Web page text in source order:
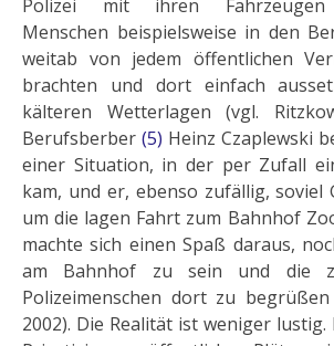
Polizei mit ihren Fahrzeugen
Menschen beispielsweise in den
weitab von jedem öffentlichen
brachten und dort einfach
kälteren Wetterlagen (vgl.
Berufsberber (5) Heinz Czaplewski
ei­ner Situation, in der per Zufall
kam, und er, ebenso zufäl­lig, soviel
um die lagen Fahrt zum Bahnhof
machte sich einen Spaß daraus,
am Bahnhof zu sein und die
Polizeimenschen dort zu begrüßen
2002). Die Realität ist weniger lustig.